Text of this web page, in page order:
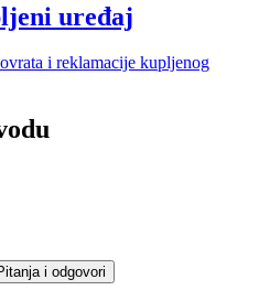
uređaj
i reklamacije kupljenog
i odgovori